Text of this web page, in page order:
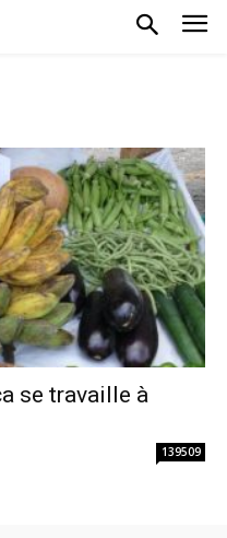
se travaille à
139509